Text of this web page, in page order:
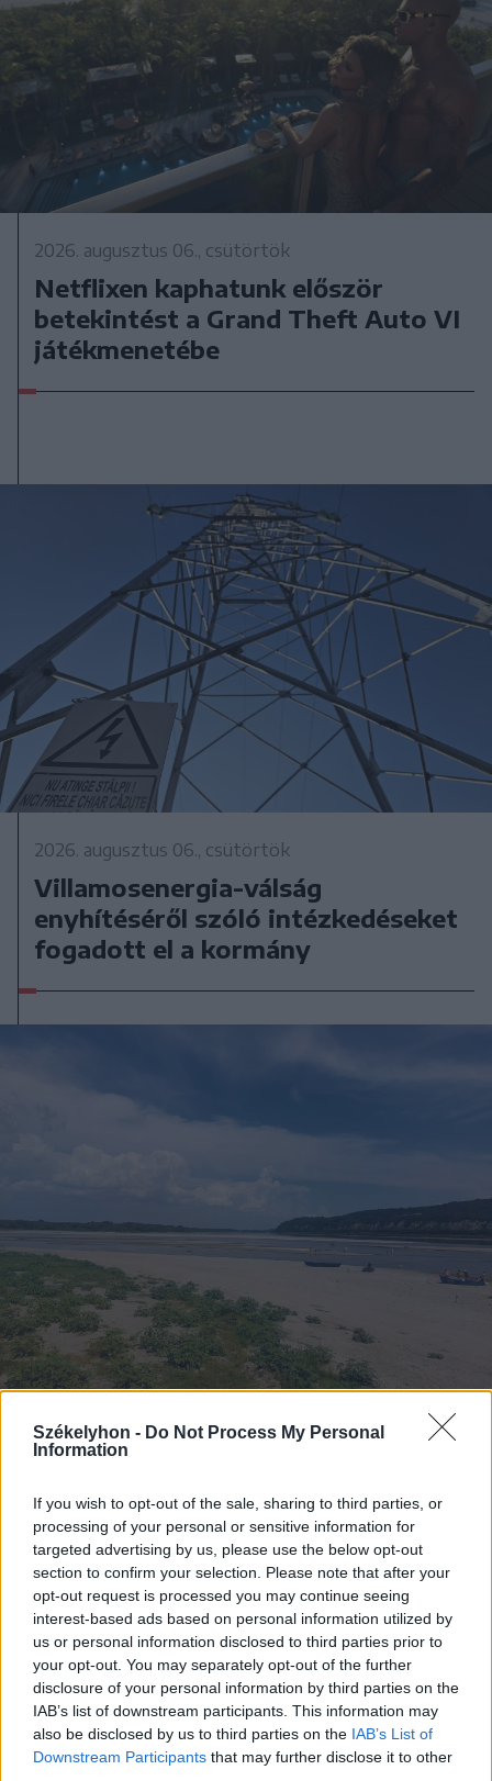
Székelyhon - Do Not Process My Personal
Information
If you wish to opt-out of the sale, sharing to third parties, or
processing of your personal or sensitive information for
targeted advertising by us, please use the below opt-out
section to confirm your selection. Please note that after your
opt-out request is processed you may continue seeing
interest-based ads based on personal information utilized by
us or personal information disclosed to third parties prior to
your opt-out. You may separately opt-out of the further
disclosure of your personal information by third parties on the
IAB’s list of downstream participants. This information may
also be disclosed by us to third parties on the IAB’s List of
Downstream Participants that may further disclose it to other
2026. augusztus 06., csütörtök
Netflixen kaphatunk először
betekintést a Grand Theft Auto VI
játékmenetébe
2026. augusztus 06., csütörtök
Villamosenergia-válság
enyhítéséről szóló intézkedéseket
fogadott el a kormány
2026. augusztus 06., csütörtök
közlekedési minisztériumnál van
egy projekt, ami a Duna
vízhozamának növelését segítené
elő